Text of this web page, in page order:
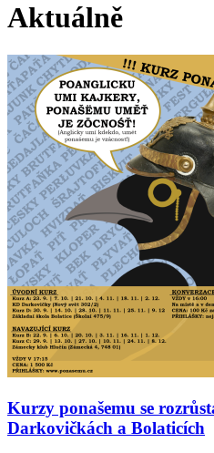
Aktuálně
Kurzy ponašemu se
Darkovičkách a Bolaticích